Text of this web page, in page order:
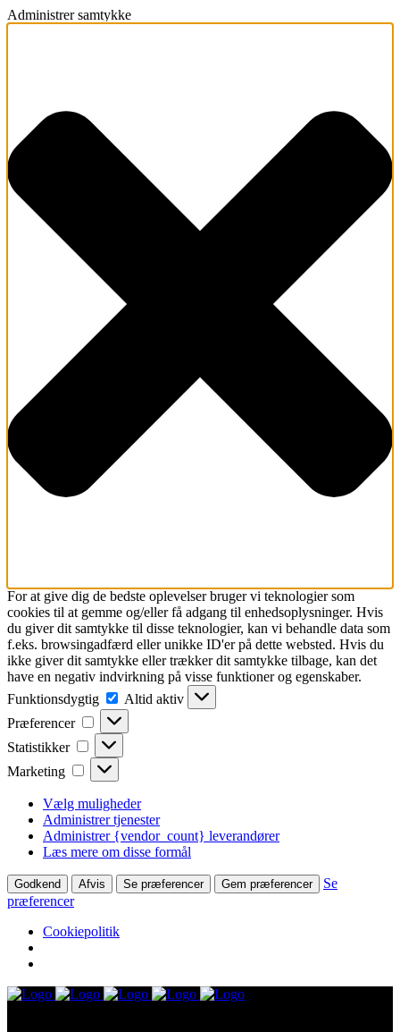
Administrer samtykke
For at give dig de bedste oplevelser bruger vi teknologier som
cookies til at gemme og/eller få adgang til enhedsoplysninger. Hvis
du giver dit samtykke til disse teknologier, kan vi behandle data som
f.eks. browsingadfærd eller unikke ID'er på dette websted. Hvis du
ikke giver dit samtykke eller trækker dit samtykke tilbage, kan det
have en negativ indvirkning på visse funktioner og egenskaber.
Funktionsdygtig
Funktionsdygtig
Altid aktiv
Præferencer
Præferencer
Statistikker Statistikker
Marketing Marketing
Vælg muligheder
Administrer tjenester
Administrer {vendor_count} leverandører
Læs mere om disse formål
Godkend Afvis Se præferencer Gem præferencer
Se
præferencer
Cookiepolitik